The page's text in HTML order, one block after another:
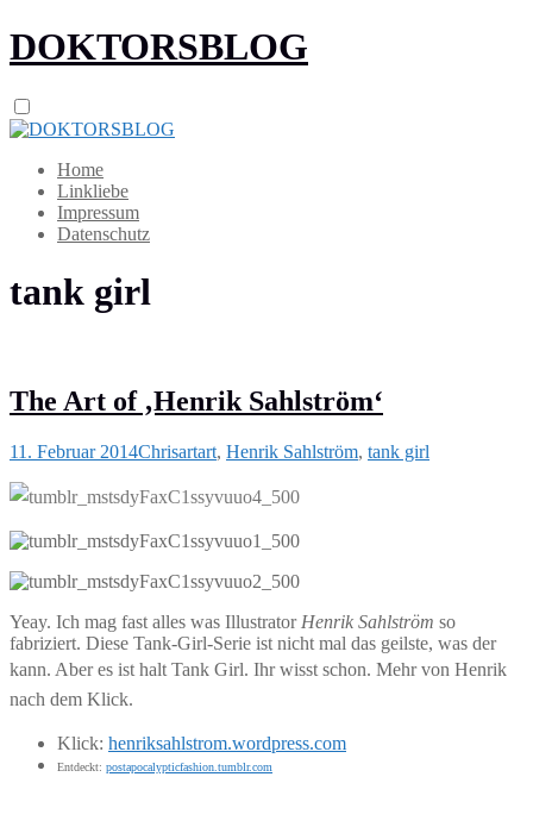
DOKTORSBLOG
Home
Linkliebe
Impressum
Datenschutz
tank girl
The Art of ‚Henrik Sahlström‘
11. Februar 2014Chrisartart, Henrik Sahlström, tank girl
Yeay. Ich mag fast alles was Illustrator Henrik Sahlström so
fabriziert. Diese Tank-Girl-Serie ist nicht mal das geilste, was der
kann. Aber es ist halt Tank Girl. Ihr wisst schon. Mehr von Henrik
nach dem Klick.
Klick: henriksahlstrom.wordpress.com
Entdeckt: postapocalypticfashion.tumblr.com